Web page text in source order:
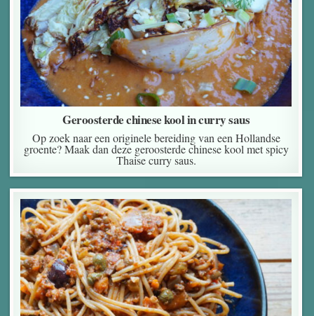
Geroosterde chinese kool in curry saus
Op zoek naar een originele bereiding van een Hollandse
groente? Maak dan deze geroosterde chinese kool met spicy
Thaise curry saus.